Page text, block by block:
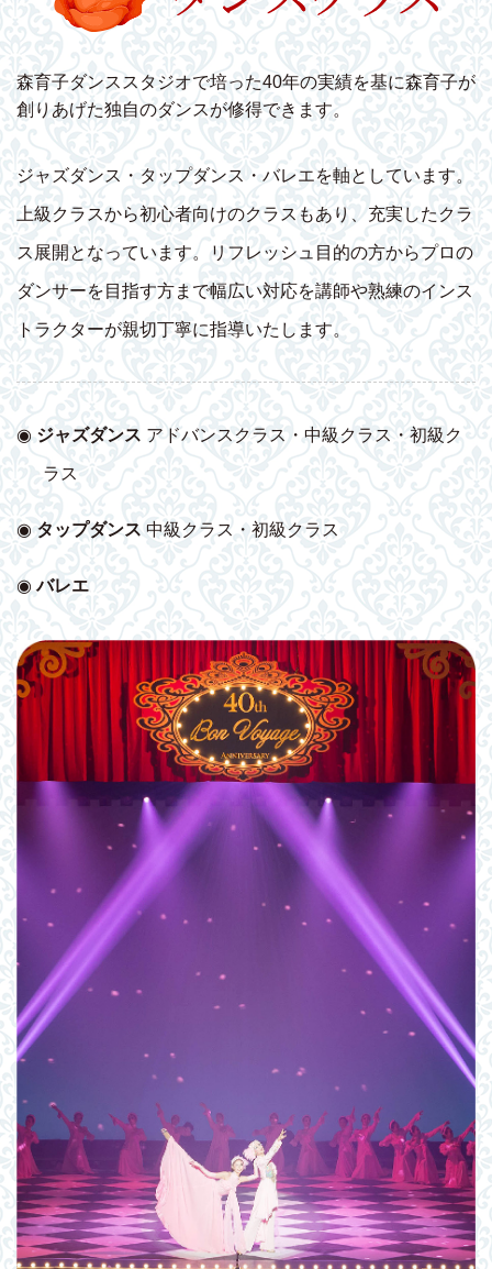
森育子ダンススタジオで培った40年の実績を基に森育子が
創りあげた独自のダンスが修得できます。
ジャズダンス・タップダンス・バレエを軸としています。
上級クラスから初心者向けのクラスもあり、充実したクラ
ス展開となっています。リフレッシュ目的の方からプロの
ダンサーを目指す方まで幅広い対応を講師や熟練のインス
トラクターが親切丁寧に指導いたします。
◉ジャズダンス アドバンスクラス・中級クラス・初級ク
ラス
◉タップダンス 中級クラス・初級クラス
◉バレエ